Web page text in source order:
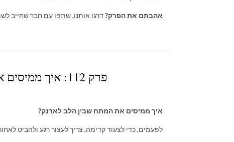
אהבתם את הפרק?דרגו אותנו, שתפו עם חבר שחייב
פרק 112: איך ממיסים את המתח שבין הלב לארנק? זוגיות וכסף
איך ממיסים את המתח שבין הלב לארנק?
לפעמים, כדי לצעוד קדימה, צריך לעצור רגע ולהביט